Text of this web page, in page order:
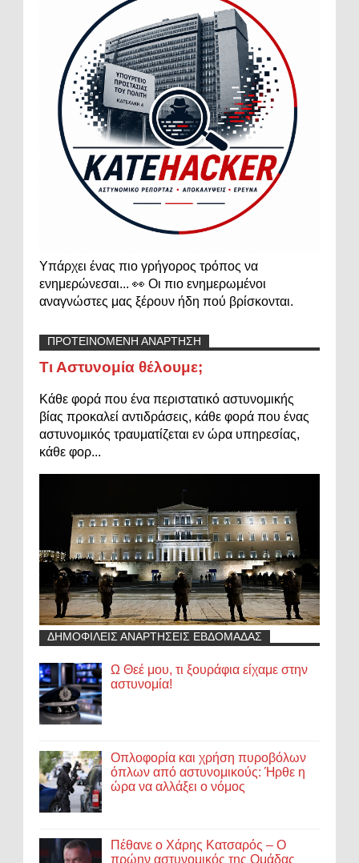
Υπάρχει ένας πιο γρήγορος τρόπος να
ενημερώνεσαι... 👀 Οι πιο ενημερωμένοι
αναγνώστες μας ξέρουν ήδη πού βρίσκονται.
ΠΡΟΤΕΙΝΟΜΕΝΗ ΑΝΑΡΤΗΣΗ
Τι Αστυνομία θέλουμε;
Κάθε φορά που ένα περιστατικό αστυνομικής
βίας προκαλεί αντιδράσεις, κάθε φορά που ένας
αστυνομικός τραυματίζεται εν ώρα υπηρεσίας,
κάθε φορ...
ΔΗΜΟΦΙΛΕΙΣ ΑΝΑΡΤΗΣΕΙΣ ΕΒΔΟΜΑΔΑΣ
Ω Θεέ μου, τι ξουράφια είχαμε στην
αστυνομία!
Οπλοφορία και χρήση πυροβόλων
όπλων από αστυνομικούς: Ήρθε η
ώρα να αλλάξει ο νόμος
Πέθανε ο Χάρης Κατσαρός – Ο
πρώην αστυνομικός της Ομάδας